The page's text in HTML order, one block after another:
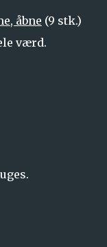
åbne (9 stk.)
værd.